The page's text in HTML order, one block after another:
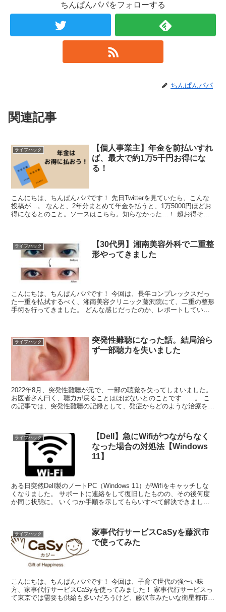
ちんぱんパパをフォローする
ちんぱんパパ
関連記事
ライフハック
【個人事業主】年金を前払いすれ
ば、最大で約1万5千円お得にな
る！
こんにちは、ちんぱんパパです！ 先日Twitterを見ていたら、こんな
投稿が…。 なんと、2年分まとめて年金を払うと、1万5000円ほどお
得になるとのこと。ソースはこちら。知らなかった…！ 超お得そう
ライフハック
【30代男】湘南美容外科で二重整
形やってきました
こんにちは、ちんぱんパパです！ 今回は、長年コンプレックスだっ
た一重を払拭するべく、湘南美容クリニック藤沢院にて、二重の整形
手術を行ってきました。 どんな感じだったのか、レポートしていき
ライフハック
突発性難聴になった話。結局治ら
ず一部聴力を失いました
2022年8月、突発性難聴が元で、一部の聴覚を失ってしまいました。
お医者さん曰く、聴力が戻ることはほぼないとのことです……。 こ
の記事では、突発性難聴の記録として、発症からどのような治療をし
ライフハック
【Dell】急にWifiがつながらなく
なった場合の対処法【Windows
11】
ある日突然Dell製のノートPC（Windows 11）がWifiをキャッチしな
くなりました。 サポートに連絡をして復旧したものの、その後何度
か同じ状態に。 いくつか手順を示してもらいすべて解決できました
ライフハック
家事代行サービスCaSyを藤沢市
で使ってみた
こんにちは、ちんぱんパパです！ 今回は、子育て世代の強〜い味
方、家事代行サービスCaSyを使ってみました！ 家事代行サービスっ
て東京では需要も供給も多いだろうけど、藤沢市みたいな衛星都市で